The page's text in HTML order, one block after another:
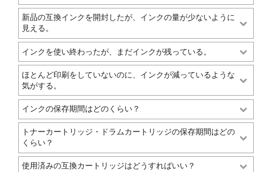
新品の互換インクを開封したが、インクの量が少ないように
見える。
インクを使い終わったが、まだインクが残っている。
ほとんど印刷をしていないのに、インクが減っているような
気がする。
インクの保存期間はどのくらい？
トナーカートリッジ・ドラムカートリッジの保存期間はどの
くらい？
使用済みの互換カートリッジはどうすればいい？